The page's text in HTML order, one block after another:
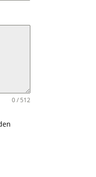
0 / 512